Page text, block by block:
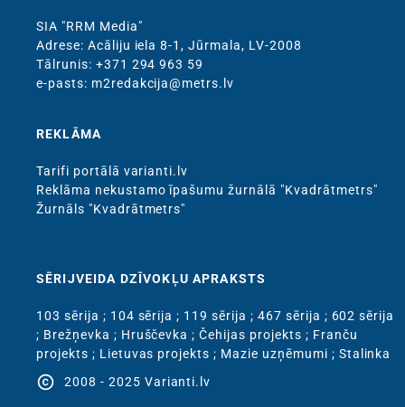
SIA "RRM Media"
Adrese: Acāliju iela 8-1, Jūrmala, LV-2008
Тālrunis: +371 294 963 59
e-pasts: m2redakcija@metrs.lv
REKLĀMA
Tarifi portālā varianti.lv
Reklāma nekustamo īpašumu žurnālā "Kvadrātmetrs"
Žurnāls "Kvadrātmetrs"
SĒRIJVEIDA DZĪVOKĻU APRAKSTS
103 sērija ; 104 sērija ; 119 sērija ; 467 sērija ; 602 sērija
; Brežņevka ; Hruščevka ;Čehijas projekts ; Franču
projekts ; Lietuvas projekts ; Mazie uzņēmumi ; Stalinka
copyright 2008 - 2025 Varianti.lv